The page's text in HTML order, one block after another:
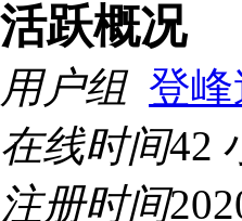
活跃概况
用户组 登
在线时间42
注册时间